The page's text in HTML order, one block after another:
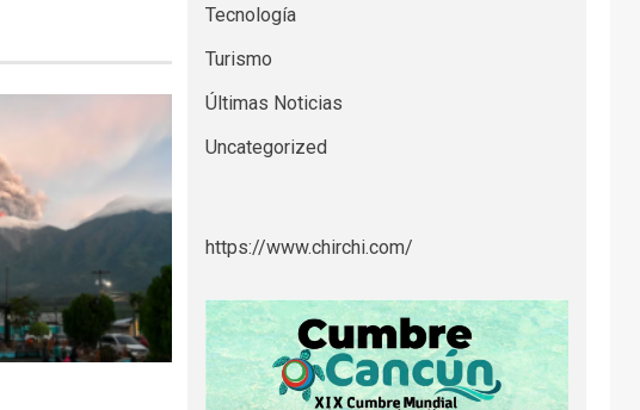
Tecnología
Turismo
Últimas Noticias
Uncategorized
https://www.chirchi.com/